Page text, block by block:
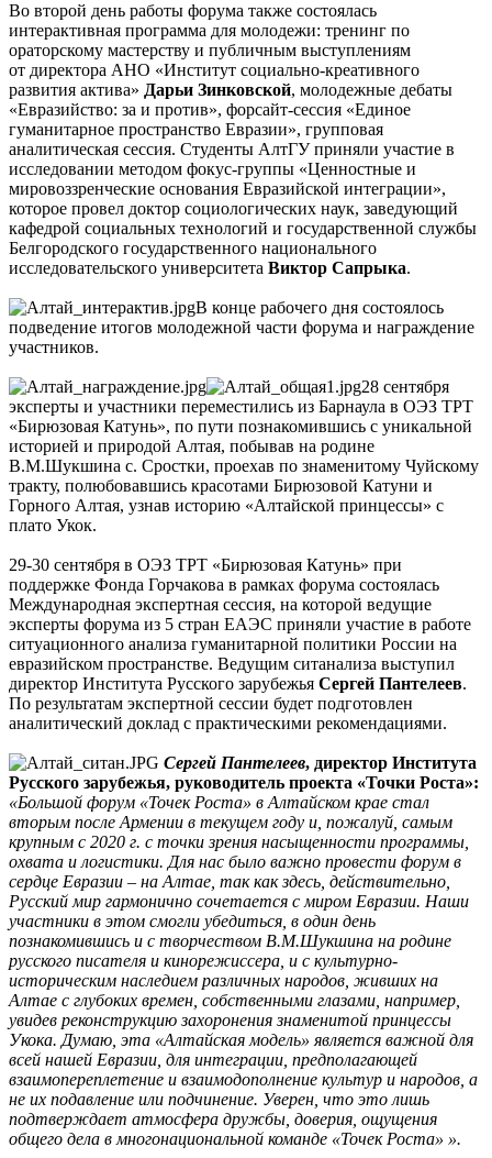
Во второй день работы форума также состоялась
интерактивная программа для молодежи: тренинг по
ораторскому мастерству и публичным выступлениям
от директора АНО «Институт социально-креативного
развития актива» Дарьи Зинковской, молодежные дебаты
«Евразийство: за и против», форсайт-сессия «Единое
гуманитарное пространство Евразии», групповая
аналитическая сессия. Студенты АлтГУ приняли участие в
исследовании методом фокус-группы «Ценностные и
мировоззренческие основания Евразийской интеграции»,
которое провел доктор социологических наук, заведующий
кафедрой социальных технологий и государственной службы
Белгородского государственного национального
исследовательского университета Виктор Сапрыка.
В конце рабочего дня состоялось
подведение итогов молодежной части форума и награждение
участников.
28 сентября
эксперты и участники переместились из Барнаула в ОЭЗ ТРТ
«Бирюзовая Катунь», по пути познакомившись с уникальной
историей и природой Алтая, побывав на родине
В.М.Шукшина с. Сростки, проехав по знаменитому Чуйскому
тракту, полюбовавшись красотами Бирюзовой Катуни и
Горного Алтая, узнав историю «Алтайской принцессы» с
плато Укок.
29-30 сентября в ОЭЗ ТРТ «Бирюзовая Катунь» при
поддержке Фонда Горчакова в рамках форума состоялась
Международная экспертная сессия, на которой ведущие
эксперты форума из 5 стран ЕАЭС приняли участие в работе
ситуационного анализа гуманитарной политики России на
евразийском пространстве. Ведущим ситанализа выступил
директор Института Русского зарубежья Сергей Пантелеев.
По результатам экспертной сессии будет подготовлен
аналитический доклад с практическими рекомендациями.
Сергей Пантелеев, директор Института
Русского зарубежья, руководитель проекта «Точки Роста»:
«Большой форум «Точек Роста» в Алтайском крае стал
вторым после Армении в текущем году и, пожалуй, самым
крупным с 2020 г. с точки зрения насыщенности программы,
охвата и логистики. Для нас было важно провести форум в
сердце Евразии – на Алтае, так как здесь, действительно,
Русский мир гармонично сочетается с миром Евразии. Наши
участники в этом смогли убедиться, в один день
познакомившись и с творчеством В.М.Шукшина на родине
русского писателя и кинорежиссера, и с культурно-
историческим наследием различных народов, живших на
Алтае с глубоких времен, собственными глазами, например,
увидев реконструкцию захоронения знаменитой принцессы
Укока. Думаю, эта «Алтайская модель» является важной для
всей нашей Евразии, для интеграции, предполагающей
взаимопереплетение и взаимодополнение культур и народов, а
не их подавление или подчинение. Уверен, что это лишь
подтверждает атмосфера дружбы, доверия, ощущения
общего дела в многонациональной команде «Точек Роста» ».